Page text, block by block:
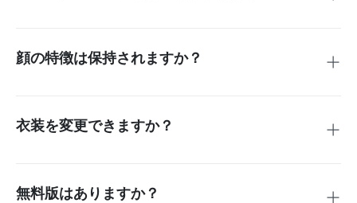
顔の特徴は保持されますか？
衣装を変更できますか？
無料版はありますか？